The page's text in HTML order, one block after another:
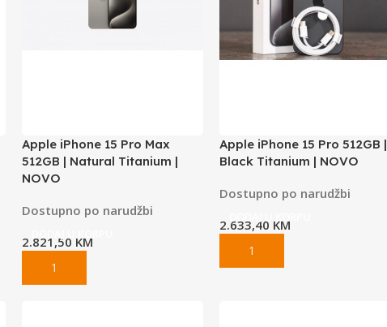
Apple iPhone 15 Pro Max
512GB | Natural Titanium |
NOVO
Dostupno po narudžbi
2.821,50 KM
Apple iPhone 15 Pro 512GB |
Black Titanium | NOVO
Dostupno po narudžbi
2.633,40 KM